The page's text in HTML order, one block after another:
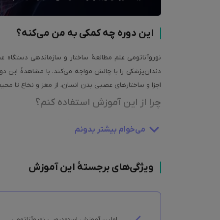
این دوره چه کمکی به من می‌کنه؟
نوروآناتومی علم مطالعۀ ساختار و سازماندهی
دندان‌پزشکی را با چالش مواجه می‌کند. با مشاهدۀ این
اجزا و ساختارهای عصبی بدن انسان، از مغز و نخاع تا
چرا از این آموزش استفاده کنم؟
هدفی که دارین برسین.تمامی محتواهایی که تدریس
پولتون برمیگرده تا بتونید بقیه آموزش های مورد
کیف پولم رو کجا میتونم ببینم؟
بعد از ثبت نام و خرید دوره میتونید تو داشبوردی که
می‌خوام بیشتر بدونم
ویژگی‌های برجستۀ این آموزش